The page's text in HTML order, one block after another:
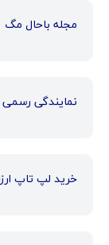
مجله باحال مگ
نمایندگی رسمی
خرید لپ تاپ